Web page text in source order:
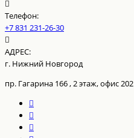
Телефон:
+7 831 231-26-30
АДРЕС:
г. Нижний Новгород
пр. Гагарина 166 , 2 этаж, офис 202